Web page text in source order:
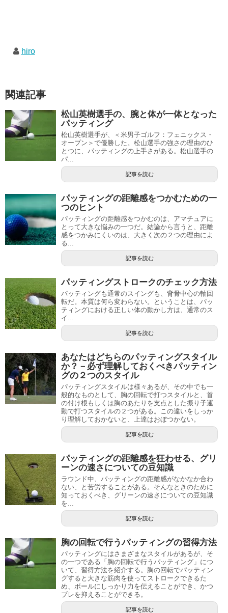
hiro
関連記事
松山英樹選手の、腕と体が一体となった
パッティング
松山英樹選手が、＜米男子ゴルフ：フェニックス・
オープン＞で優勝した。松山選手の強さの理由のひ
とつに、パッティングの上手さがある。松山選手の
パ...
記事を読む
パッティングの距離感をつかむための一
つのヒント
パッティングの距離感をつかむのは、アマチュアに
とって大きな悩みの一つだ。結論から言うと、距離
感をつかみにくいのは、大きく次の２つの理由によ
る...
記事を読む
パッティングストロークのチェック方法
パッティングも通常のスイングも、背骨中心の軸回
転だ。本質は何ら変わらない。ということは、パッ
ティングにおける正しい体の動かし方は、通常のス
イ...
記事を読む
あなたはどちらのパッティングスタイル
か？－必ず理解しておくべきパッティン
グの２つのスタイル
パッティングスタイルは様々あるが、その中でも一
般的なものとして、胸の回転で打つスタイルと、首
の付け根もしくは胸のあたりを支点とした振り子運
動で打つスタイルの２つがある。この違いをしっか
り理解しておかないと、上達はおぼつかない。
記事を読む
パッティングの距離感を狂わせる、グリ
ーンの速さについての豆知識
ラウンド中、パッティングの距離感がなかなか合わ
ない、と苦労することがある。そんなときのために
知っておくべき、グリーンの速さについての豆知識
を...
記事を読む
胸の回転で行うパッティングの習得方法
パッティングにはさまざまなスタイルがあるが、そ
の一つである「胸の回転で行うパッティング」につ
いて、習得方法を紹介する。胸の回転でパッティン
グすると大きな筋肉を使ってストロークできるた
め、ボールにしっかり力を伝えることができ、かつ
ブレを抑えることができる。
記事を読む